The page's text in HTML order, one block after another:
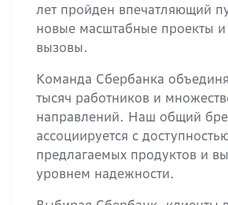
лет пройден впечатляющий
новые масштабные проекты
вызовы.
Команда Сбербанка
тысяч работников и
направлений. Наш общий
ассоциируется с
предлагаемых продуктов и
уровнем надежности.